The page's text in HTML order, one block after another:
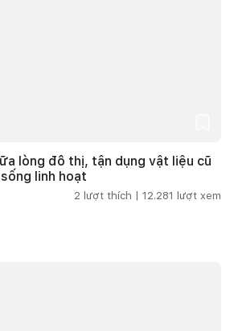
lòng đô thị, tận dụng vật liệu cũ
linh hoạt
2 lượt thích | 12.281 lượt xem